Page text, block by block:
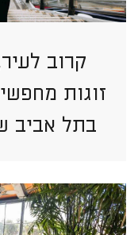
קרוב
זוגות
בתל אביב